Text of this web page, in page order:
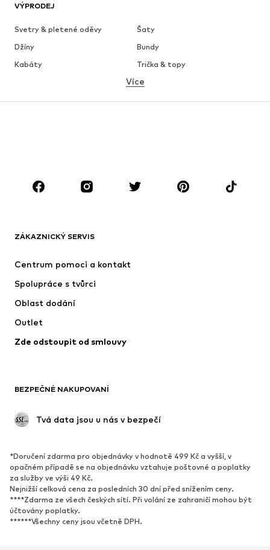
VÝPRODEJ
Svetry & pletené oděvy
Šaty
Džíny
Bundy
Kabáty
Trička & topy
Spodní prádlo
Doplňky
Premium
Nové
Bundy
Spodní prádlo
Kabáty
Plavky
Upcyklace
Nové
Oblíbené
Tenisky
Lodičky & boty na podpatku
Kozačky
Sandály
Více
ZÁKAZNICKÝ SERVIS
Centrum pomoci a kontakt
Spolupráce s tvůrci
Oblast dodání
Outlet
Zde odstoupit od smlouvy
BEZPEČNÉ NAKUPOVANÍ
Tvá data jsou u nás v bezpečí
*Doručení zdarma pro objednávky v hodnotě 499 Kč a vyšší, v
opačném případě se na objednávku vztahuje poštovné a poplatky
za služby ve výši 49 Kč.
Nejnižší celková cena za posledních 30 dní před snížením ceny.
****Zdarma ze všech českých sítí. Při volání ze zahraničí mohou být
účtovány poplatky.
******Všechny ceny jsou včetně DPH.